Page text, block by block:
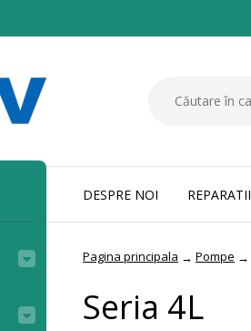
DESPRE NOI REPARATII
Pagina principala → Pompe →
Seria 4L